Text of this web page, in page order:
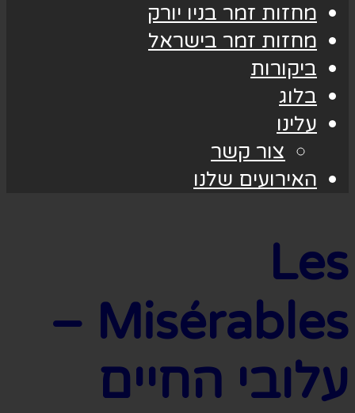
מחזות זמר בניו יורק
מחזות זמר בישראל
ביקורות
בלוג
עלינו
צור קשר
האירועים שלנו
Les
Misérables –
עלובי החיים